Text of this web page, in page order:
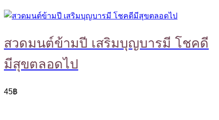
สวดมนต์ข้ามปี เสริมบุญบารมี โชคดี
มีสุขตลอดไป
45฿